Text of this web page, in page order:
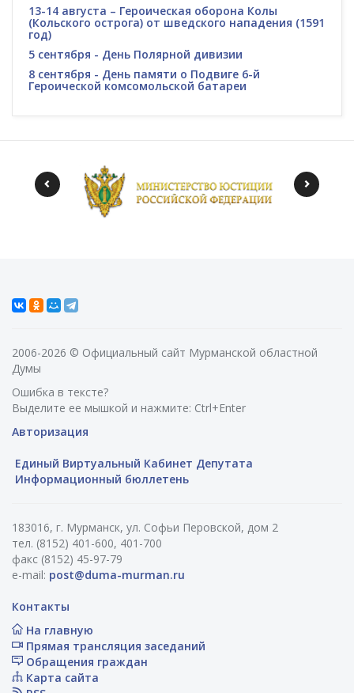
13-14 августа – Героическая оборона Колы
(Кольского острога) от шведского нападения (1591
год)
5 сентября - День Полярной дивизии
8 сентября - День памяти о Подвиге 6-й
Героической комсомольской батареи
2006-2026 © Официальный сайт Мурманской областной
Думы
Ошибка в тексте?
Выделите ее мышкой и нажмите: Ctrl+Enter
Авторизация
Единый Виртуальный Кабинет Депутата
Информационный бюллетень
183016, г. Мурманск, ул. Софьи Перовской, дом 2
тел. (8152) 401-600, 401-700
факс (8152) 45-97-79
e-mail: post@duma-murman.ru
Контакты
На главную
Прямая трансляция заседаний
Обращения граждан
Карта сайта